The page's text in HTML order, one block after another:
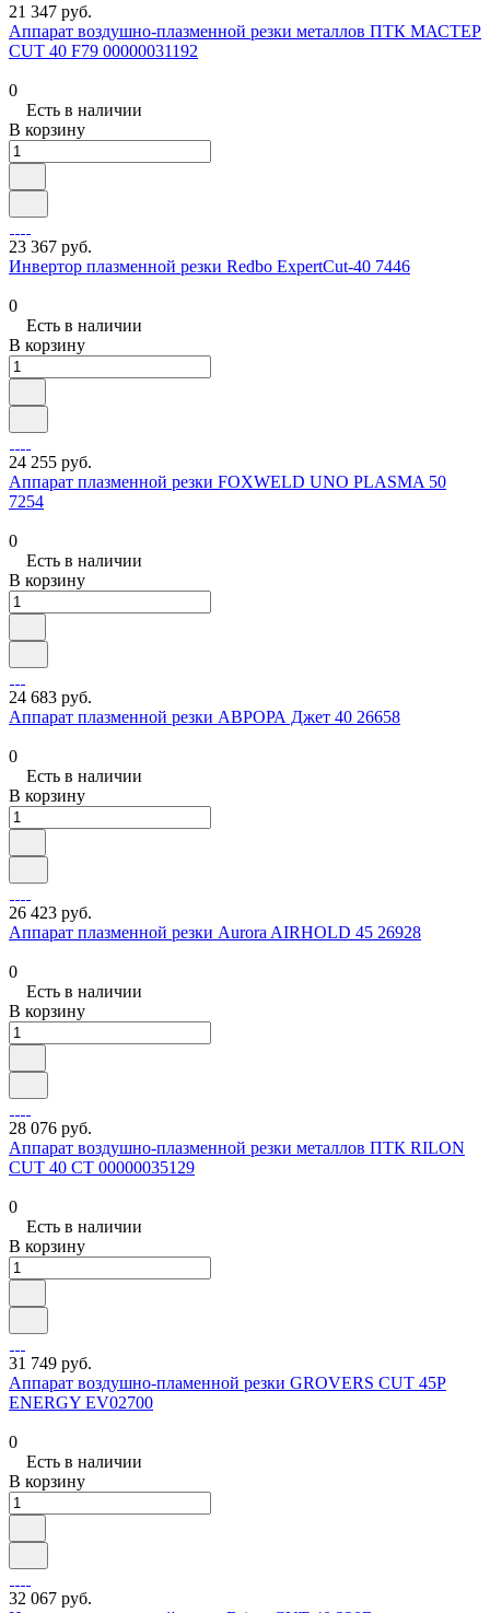
21 347 руб.
Аппарат воздушно-плазменной резки металлов ПТК МАСТЕР
CUT 40 F79 00000031192
0
Есть в наличии
В корзину
23 367 руб.
Инвертор плазменной резки Redbo ExpertCut-40 7446
0
Есть в наличии
В корзину
24 255 руб.
Аппарат плазменной резки FOXWELD UNO PLASMA 50
7254
0
Есть в наличии
В корзину
24 683 руб.
Аппарат плазменной резки АВРОРА Джет 40 26658
0
Есть в наличии
В корзину
26 423 руб.
Аппарат плазменной резки Aurora AIRHOLD 45 26928
0
Есть в наличии
В корзину
28 076 руб.
Аппарат воздушно-плазменной резки металлов ПТК RILON
CUT 40 СT 00000035129
0
Есть в наличии
В корзину
31 749 руб.
Аппарат воздушно-пламенной резки GROVERS CUT 45P
ENERGY EV02700
0
Есть в наличии
В корзину
32 067 руб.